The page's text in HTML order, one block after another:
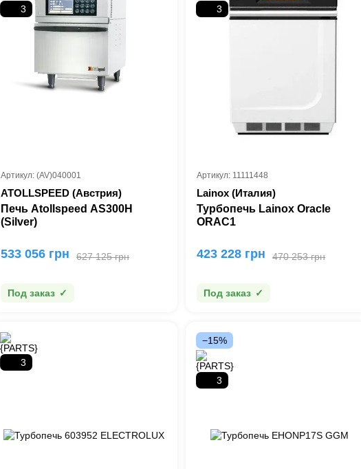
3
Артикул: (AV)040001
ATOLLSPEED (Австрия)
Печь Atollspeed AS300H
(Silver)
627 125 грн
533 056 грн
Под заказ
3
Артикул: 11111448
Lainox (Италия)
Турбопечь Lainox Oracle
ORAC1
470 253 грн
423 228 грн
Под заказ
3
−15%
3